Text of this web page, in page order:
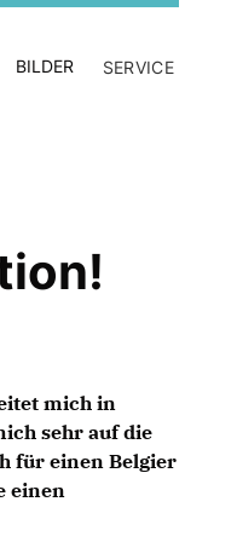
BILDER SERVICE
mich in
sehr auf die
für einen Belgier
einen